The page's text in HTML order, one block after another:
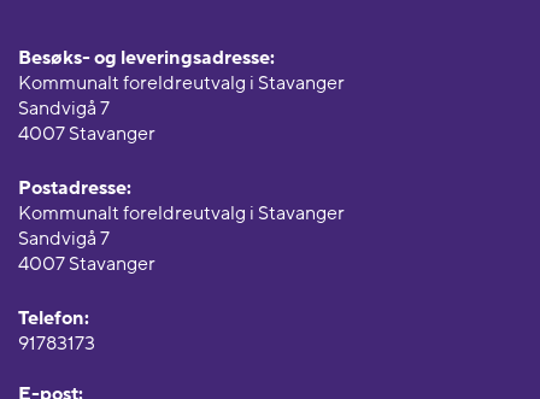
Besøks- og leveringsadresse:
Kommunalt foreldreutvalg i Stavanger
Sandvigå 7
4007 Stavanger
Postadresse:
Kommunalt foreldreutvalg i Stavanger
Sandvigå 7
4007 Stavanger
Telefon:
91783173
E-post: